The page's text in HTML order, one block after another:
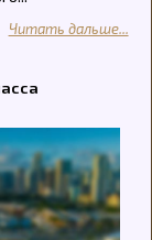
Читать дальше...